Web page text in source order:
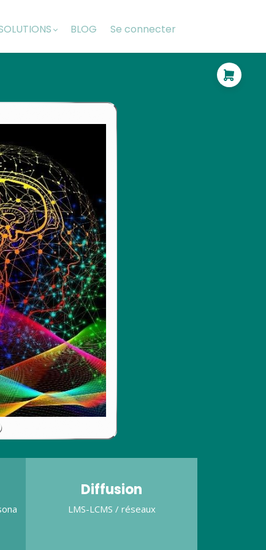
BLOG Se connecter
Diffusion
LMS-LCMS / réseaux